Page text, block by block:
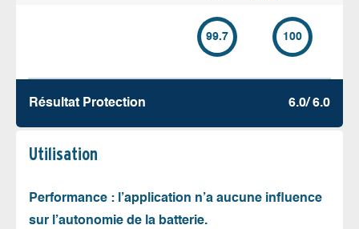
99.7 100
Résultat Protection 6.0/ 6.0
Utilisation
Performance : l’application n’a aucune influence
sur l’autonomie de la batterie.